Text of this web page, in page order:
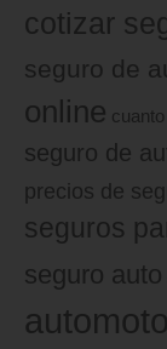
cotizar
seguro de
online
seguro de
precios de
seguros
seguro auto